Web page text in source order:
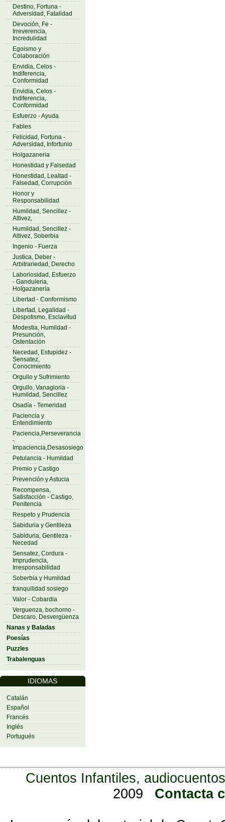
Destino, Fortuna -
Adversidad, Fatalidad
Devoción, Fe -
Irreverencia,
Incredulidad
Egoismo y
Colaboración
Envidia, Celos -
Indiferencia,
Conformidad
Envidia, Celos -
Indiferencia,
Conformidad
Esfuerzo - Ayuda
Fables
Felicidad, Fortuna -
Adversidad, Infortunio
Holgazaneria
Honestidad y Falsedad
Honestidad, Lealtad -
Falsedad, Corrupción
Honor y
Responsabilidad
Humildad, Sencillez -
Altivez,
Humildad, Sencillez -
Altivez, Soberbia
Ingenio - Fuerza
Justica, Deber -
Arbitrariedad, Derecho
Laboriosidad, Esfuerzo
- Ganduleria,
Holgazanería
Libertad - Conformismo
Libertad, Legalidad -
Despotismo, Esclavitud
Modestia, Humildad -
Presunción,
Ostentación
Necedad, Estupidez -
Sensatez,
Conocimiento
Orgullo y Sufrimiento
Orgullo, Vanagloria -
Humildad, Sencillez
Osadía - Temeridad
Paciencia y
Entendimiento
Paciencia,Perseverancia
-
Impaciencia,Desasosiego
Petulancia - Humildad
Premio y Castigo
Prevención y Astucia
Recompensa,
Satisfacción - Castigo,
Penitencia
Respeto y Prudencia
Sabiduria y Gentileza
Sabiduria, Gentileza -
Necedad
Sensatez, Cordura -
Imprudencia,
Irresponsabilidad
Soberbia y Humildad
tranquilidad sosiego
Valor - Cobardia
Verguenza, bochorno -
Descaro, Desvergüenza
Nanas y Baladas
Poesías
Puzzles
Trabalenguas
IDIOMAS
Catalán
Español
Francés
Inglés
Portugués
Cuentos Infantiles,
2009
Contacta